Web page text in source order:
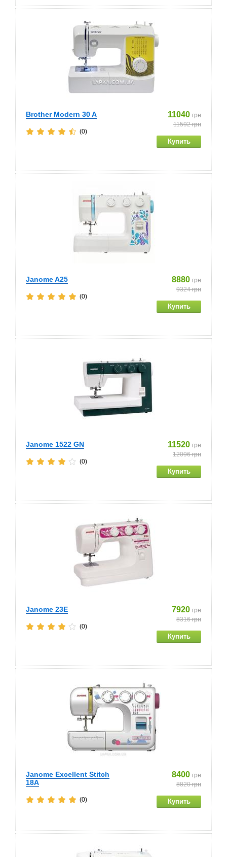
Brother Modern 30 A 11040 грн
11592грн
(0)
Janome A25 8880 грн
9324грн
(0)
Janome 1522 GN 11520 грн
12096грн
(0)
Janome 23E 7920 грн
8316грн
(0)
Janome Excellent Stitch
18A
8400 грн
8820грн
(0)